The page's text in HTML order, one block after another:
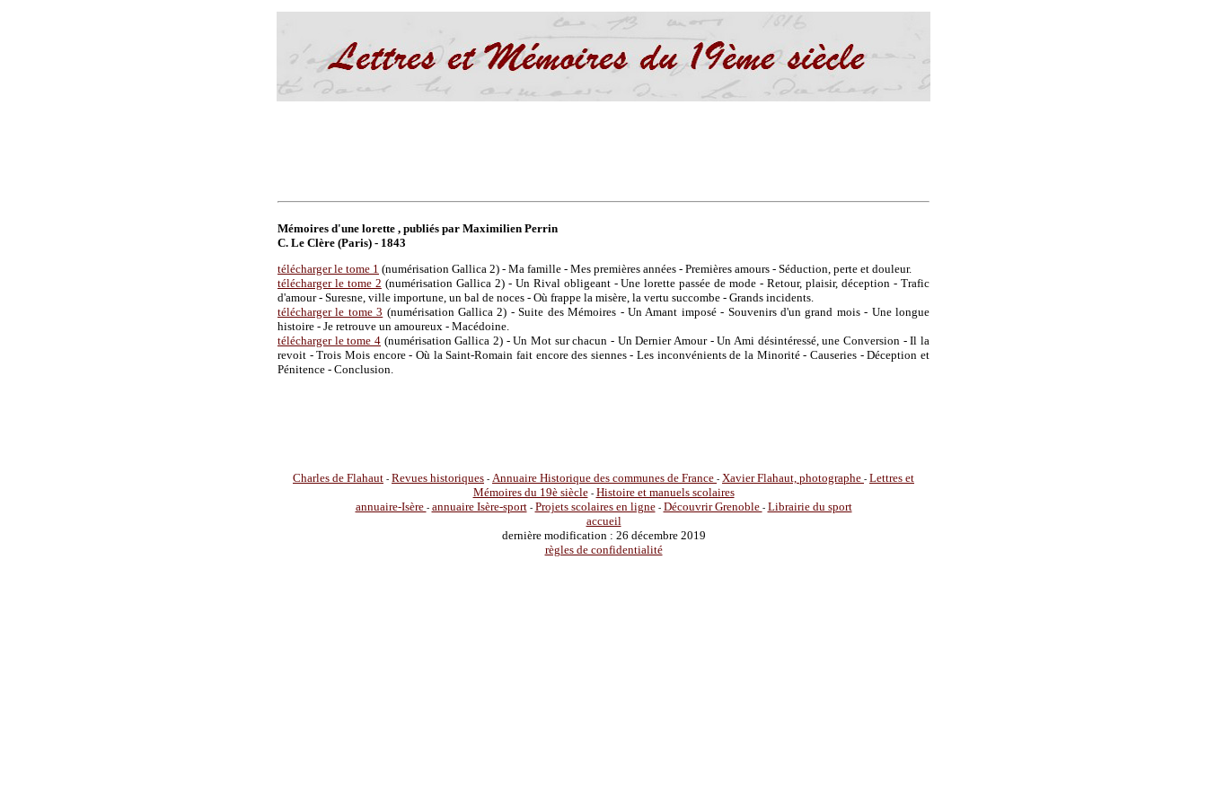
Mémoires d'une lorette , publiés par Maximilien Perrin
C. Le Clère (Paris) - 1843
télécharger le tome 1 (numérisation Gallica 2) - Ma famille - Mes premières années - Premières amours - Séduction, perte et douleur.
télécharger le tome 2 (numérisation Gallica 2) - Un Rival obligeant - Une lorette passée de mode - Retour, plaisir, déception - Trafic
d'amour - Suresne, ville importune, un bal de noces - Où frappe la misère, la vertu succombe - Grands incidents.
télécharger le tome 3 (numérisation Gallica 2) - Suite des Mémoires - Un Amant imposé - Souvenirs d'un grand mois - Une longue
histoire - Je retrouve un amoureux - Macédoine.
télécharger le tome 4 (numérisation Gallica 2) - Un Mot sur chacun - Un Dernier Amour - Un Ami désintéressé, une Conversion - Il la
revoit - Trois Mois encore - Où la Saint-Romain fait encore des siennes - Les inconvénients de la Minorité - Causeries - Déception et
Pénitence - Conclusion.
Charles de Flahaut - Revues historiques - Annuaire Historique des communes de France - Xavier Flahaut, photographe - Lettres et
Mémoires du 19è siècle- Histoire et manuels scolaires
annuaire-Isère - annuaire Isère-sport- Projets scolaires en ligne- Découvrir Grenoble - Librairie du sport
accueil
dernière modification : 26 décembre 2019
règles de confidentialité